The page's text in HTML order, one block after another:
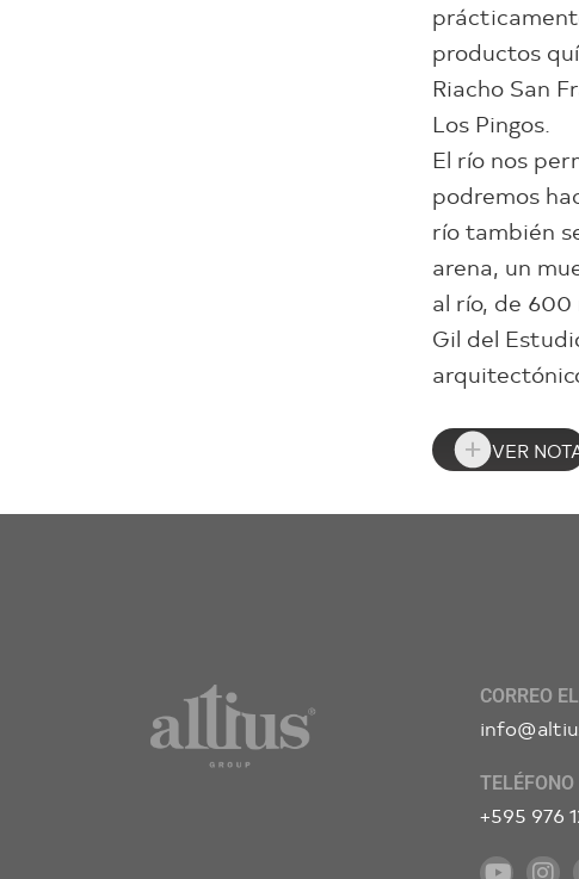
productos
Riacho San
Los Pingos.
El río nos
podremos
río también
arena, un
al río, de
Gil del
VER
CORREO
TELÉFONO
+595 976